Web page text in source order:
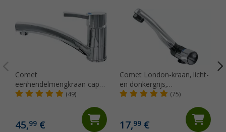
Comet
eenhendelmengkraan capri
kompakt
(49)
45,99 €
Comet London-kraan, licht-
en donkergrijs,
neerklapbaar met
caravans en campers,
chroom
(75)
17,99€